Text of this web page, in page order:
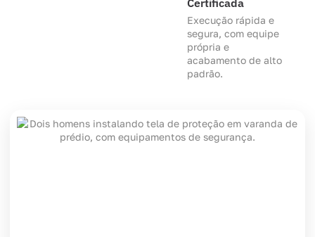
Certificada
Execução rápida e
segura, com equipe
própria e
acabamento de alto
padrão.